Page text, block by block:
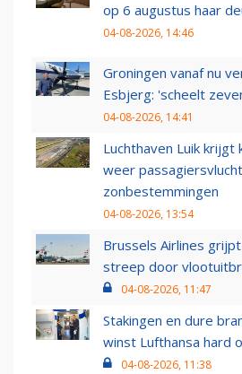
op 6 augustus haar
04-08-2026, 14:46
Groningen vanaf nu
Esbjerg: 'scheelt
04-08-2026, 14:41
Luchthaven Luik
weer
zonbestemmingen
04-08-2026, 13:54
Brussels Airlines
streep door
04-08-2026, 11:47
Stakingen en dure
winst Lufthansa hard
04-08-2026, 11:38